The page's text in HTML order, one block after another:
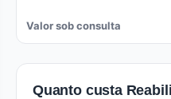
Valor sob consulta
Quanto custa